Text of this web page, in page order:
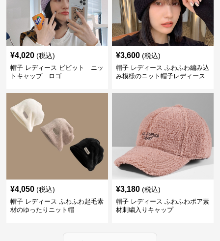
¥4,020 (税込)
帽子 レディース ビビット ニッ
トキャップ ロゴ
¥3,600 (税込)
帽子 レディース ふわふわ編み込
み模様のニット帽子レディース
¥4,050 (税込)
帽子 レディース ふわふわ起毛素
材のゆったりニット帽
¥3,180 (税込)
帽子 レディース ふわふわボア素
材刺繍入りキャップ